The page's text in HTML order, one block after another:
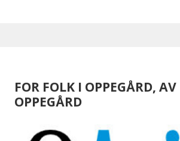
FOR FOLK I OPPEGÅRD,
OPPEGÅRD